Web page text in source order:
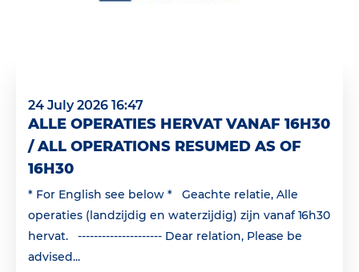
24 July 2026 16:47
ALLE OPERATIES HERVAT VANAF 16H30
/ ALL OPERATIONS RESUMED AS OF
16H30
* For English see below * Geachte relatie, Alle
operaties (landzijdig en waterzijdig) zijn vanaf 16h30
hervat. --------------------- Dear relation, Please be
advised...